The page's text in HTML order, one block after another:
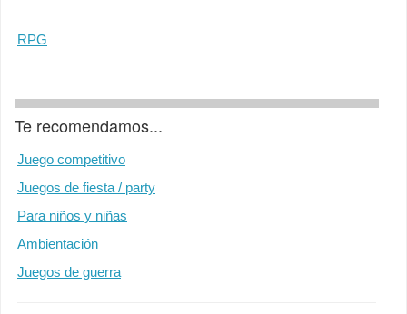
RPG
Te recomendamos...
Juego competitivo
Juegos de fiesta / party
Para niños y niñas
Ambientación
Juegos de guerra